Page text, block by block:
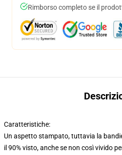
Rimborso completo se il
Caratteristiche:
Un aspetto stampato, tuttavia la
il 90% visto, anche se non così vivido